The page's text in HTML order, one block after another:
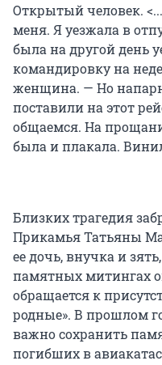
Открытый человек.
меня. Я уезжала в
была на другой день
командировку на
женщина. — Но
поставили на этот
общаемся. На
была и плакала.
Близких трагедия
Прикамья Татьяны
ее дочь, внучка и
памятных митингах
обращается к
родные». В прошлом
важно сохранить
погибших в